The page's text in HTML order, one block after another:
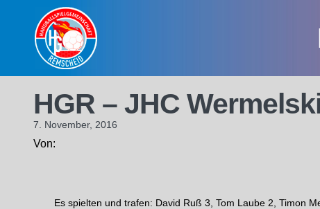
content
HGR – JHC
7. November, 2016
Von:
Es spielten und trafen: David Ruß 3, Tom Laube 2, Timon